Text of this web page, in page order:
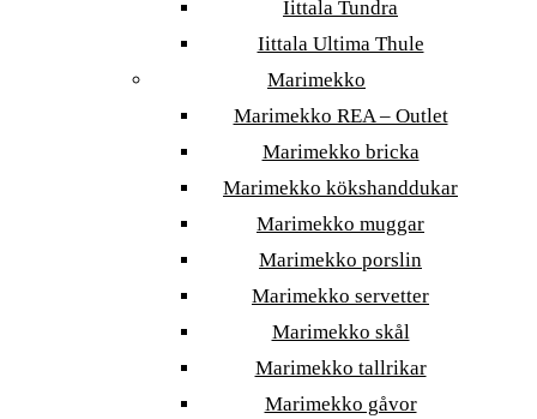
Iittala Tundra
Iittala Ultima Thule
Marimekko
Marimekko REA – Outlet
Marimekko bricka
Marimekko kökshanddukar
Marimekko muggar
Marimekko porslin
Marimekko servetter
Marimekko skål
Marimekko tallrikar
Marimekko gåvor